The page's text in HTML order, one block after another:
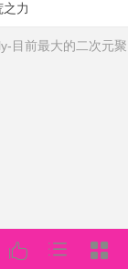
力
目前最大的二次元聚